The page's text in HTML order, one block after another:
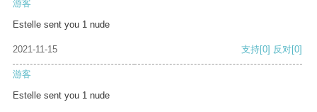
游客
Estelle sent you 1 nude
2021-11-15 支持[0] 反对[0]
游客
Estelle sent you 1 nude